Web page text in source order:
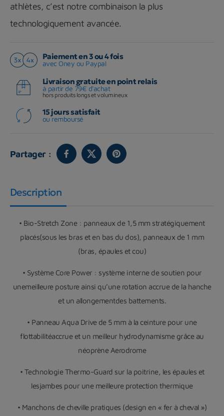
athlètes, c’est notre combinaison la plus
technologiquement avancée.
Paiement en 3 ou 4 fois
avec Oney ou Paypal
Livraison gratuite en point relais
à partir de 79€ d'achat
hors produits longs et volumineux
15 jours satisfait
ou remboursé
Partager :
Description
• Bio-Stretch Zone : panneaux de 1,5 mm stratégiquement
placés(sous les bras et en bas du dos), panneaux de 1 mm
(bras, épaules et cou)
• Système Core Power : système interne de soutien pour
unemeilleure posture ainsi qu’une rotation accrue de la hanche
et un allongementdes battements.
• Panneau Aqua Drive de 5 mm à la ceinture pour une
flottabilitéaccrue et un meilleur hydrodynamisme grâce au
néoprène Aerodrome
• Technologie Thermo-Guard sur la poitrine, les épaules et
lesjambes pour une meilleure protection thermique
• Manchons de cheville pratiques (design en « fer à cheval »)